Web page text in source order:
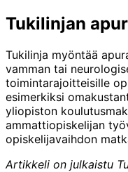
Tukilinjan
Tukilinja myöntää
vamman tai
toimintarajoitteisille
esimerkiksi
yliopiston
ammattiopiskelijan
opiskelijavaihdon
Artikkeli on julkaistu